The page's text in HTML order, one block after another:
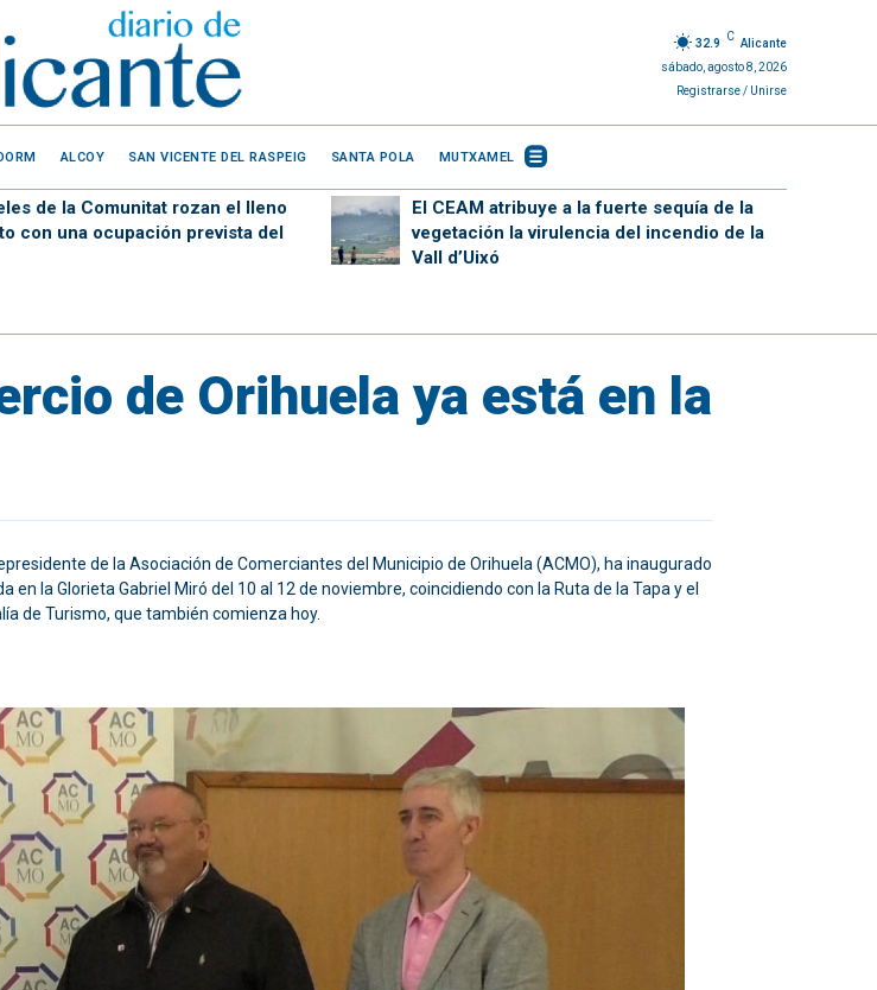
32.9
C
Alicante
sábado, agosto 8, 2026
Registrarse / Unirse
ALCOY SAN VICENTE DEL RASPEIG SANTA POLA MUTXAMEL
de la Comunitat rozan el lleno
con una ocupación prevista del
El CEAM atribuye a la fuerte sequía de la
vegetación la virulencia del incendio de la
Vall d’Uixó
de Orihuela ya está en la
de la Asociación de Comerciantes del Municipio de Orihuela (ACMO), ha inaugurado
la Glorieta Gabriel Miró del 10 al 12 de noviembre, coincidiendo con la Ruta de la Tapa y el
de Turismo, que también comienza hoy.